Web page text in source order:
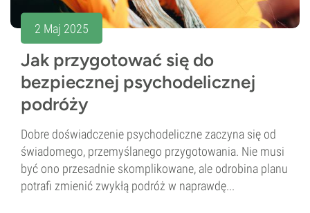
2 Maj 2025
Jak przygotować się do
bezpiecznej psychodelicznej
podróży
Dobre doświadczenie psychodeliczne zaczyna się od
świadomego, przemyślanego przygotowania. Nie musi
być ono przesadnie skomplikowane, ale odrobina planu
potrafi zmienić zwykłą podróż w naprawdę...